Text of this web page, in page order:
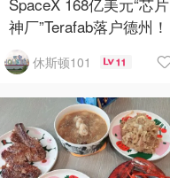
神厂”Terafab落户德州！
休斯顿101 11